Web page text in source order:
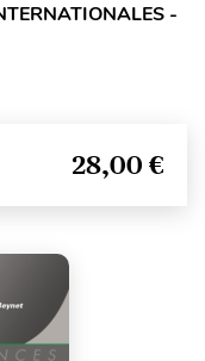
-
28,00 €